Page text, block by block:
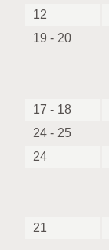
12
19 - 20
17 - 18
24 - 25
24
21